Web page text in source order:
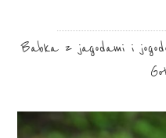
Babka z jagodami i